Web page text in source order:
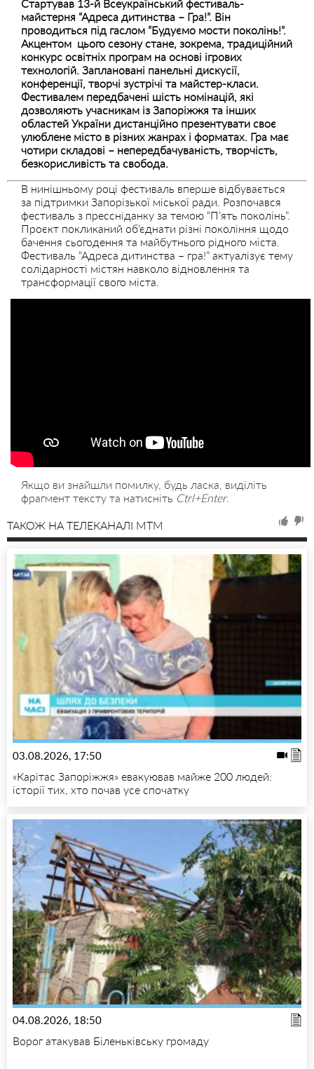
Стартував 13-й Всеукраїнський фестиваль-
майстерня “Адреса дитинства – Гра!”. Він
проводиться під гаслом “Будуємо мости поколінь!”.
Акцентом цього сезону стане, зокрема, традиційний
конкурс освітніх програм на основі ігрових
технологій. Заплановані панельні дискусії,
конференції, творчі зустрічі та майстер-класи.
Фестивалем передбачені шість номінацій, які
дозволяють учасникам із Запоріжжя та інших
областей України дистанційно презентувати своє
улюблене місто в різних жанрах і форматах. Гра має
чотири складові – непередбачуваність, творчість,
безкорисливість та свобода.
В нинішньому році фестиваль вперше відбувається
за підтримки Запорізької міської ради. Розпочався
фестиваль з прессніданку за темою “П’ять поколінь”.
Проєкт покликаний об’єднати різні покоління щодо
бачення сьогодення та майбутнього рідного міста.
Фестиваль “Адреса дитинства – гра!” актуалізує тему
солідарності містян навколо відновлення та
трансформації свого міста.
Якщо ви знайшли помилку, будь ласка, виділіть
фрагмент тексту та натисніть Ctrl+Enter.
ТАКОЖ НА ТЕЛЕКАНАЛІ MTM
03.08.2026, 17:50
«Карітас Запоріжжя» евакуював майже 200 людей:
історії тих, хто почав усе спочатку
04.08.2026, 18:50
Ворог атакував Біленьківську громаду